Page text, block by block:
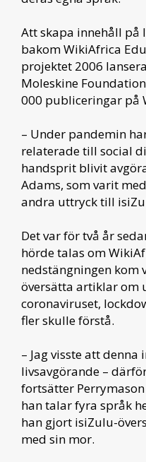
Att skapa innehåll
bakom WikiAfrica
projektet 2006
Moleskine
000 publiceringar på
– Under pandemin
relaterade till social
handsprit blivit
Adams, som varit
andra uttryck till
Det var för två år
hörde talas om
nedstängningen
översätta artiklar om
coronaviruset,
fler skulle förstå.
– Jag visste att
livsavgörande –
fortsätter
han talar fyra språk
han gjort isiZulu-
med sin mor.